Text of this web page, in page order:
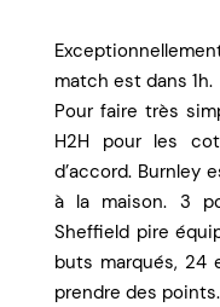
match est dans 1h.
Pour faire très
H2H pour les
d’accord. Burnley
à la maison. 3
Sheffield pire
buts marqués, 24
prendre des points.